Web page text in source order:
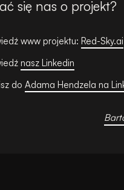
się nas o projekt?
www projektu: Red-Sky.ai
nasz Linkedin
do Adama Hendzela na